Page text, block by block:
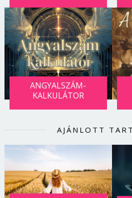
ANGYALSZÁM-
KALKULÁTOR
AJÁNLOTT